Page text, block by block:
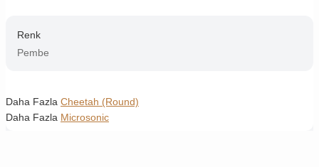
Renk
Pembe
Daha Fazla Cheetah (Round)
Daha Fazla Microsonic